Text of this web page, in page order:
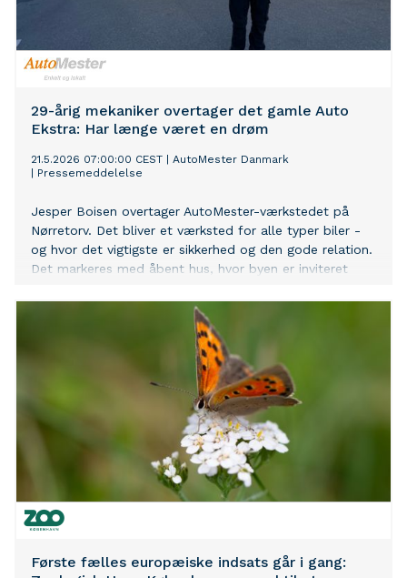
29-årig mekaniker overtager det gamle Auto
Ekstra: Har længe været en drøm
21.5.2026 07:00:00 CEST
AutoMester Danmark
Pressemeddelelse
Jesper Boisen overtager AutoMester-værkstedet på
Nørretorv. Det bliver et værksted for alle typer biler -
og hvor det vigtigste er sikkerhed og den gode relation.
Det markeres med åbent hus, hvor byen er inviteret
Første fælles europæiske indsats går i gang: